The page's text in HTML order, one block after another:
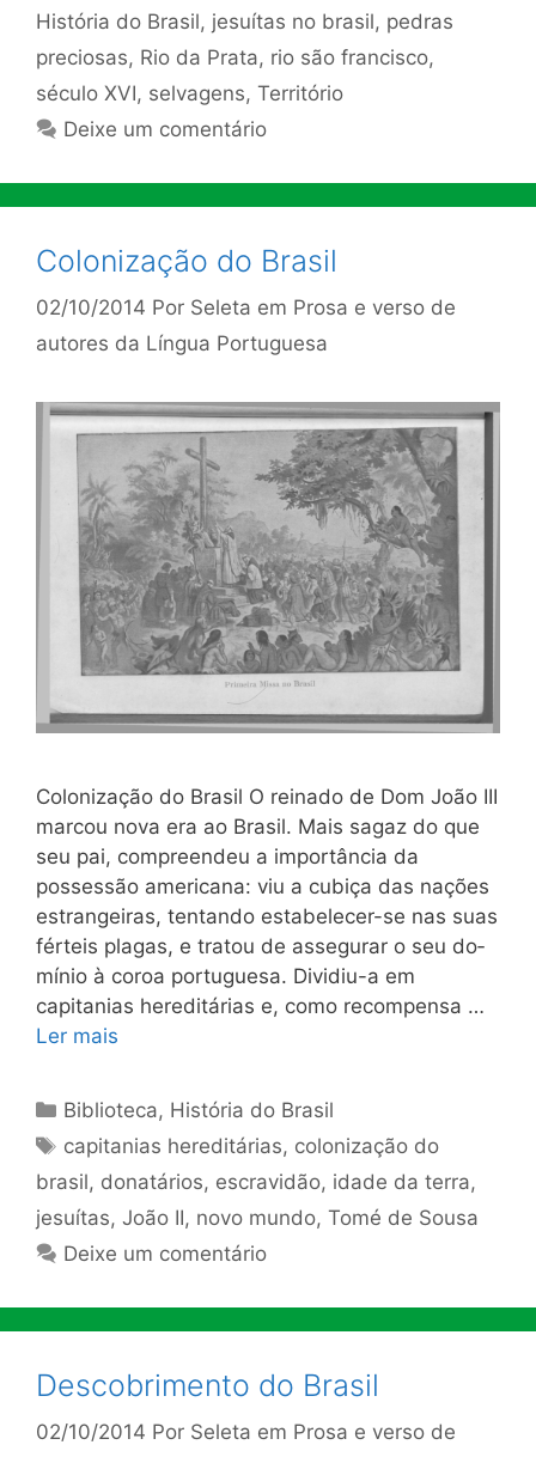
História do Brasil, jesuítas no brasil, pedras
preciosas, Rio da Prata, rio são francisco,
século XVI, selvagens, Território
Deixe um comentário
Colonização do Brasil
02/10/2014 Por Seleta em Prosa e verso de
autores da Língua Portuguesa
Colonização do Brasil O reinado de Dom João III
marcou nova era ao Brasil. Mais sagaz do que
seu pai, compreendeu a importância da
possessão americana: viu a cubiça das nações
estrangeiras, tentando esta­belecer-se nas suas
férteis plagas, e tratou de assegurar o seu do­
mínio à coroa portuguesa. Dividiu-a em
capitanias hereditárias e, como recompensa …
Ler mais
Categorias
Biblioteca, História do Brasil
Tags
capitanias hereditárias, colonização do
brasil, donatários, escravidão, idade da terra,
jesuítas, João II, novo mundo, Tomé de Sousa
Deixe um comentário
Descobrimento do Brasil
02/10/2014 Por Seleta em Prosa e verso de